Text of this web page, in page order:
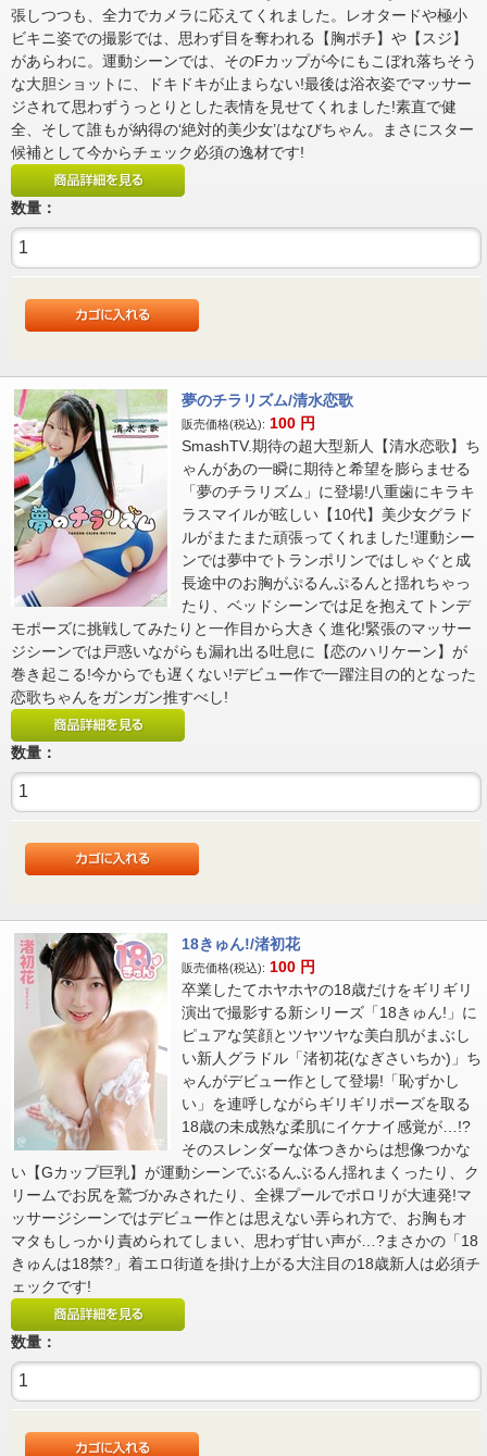
張しつつも、全力でカメラに応えてくれました。レオタードや極小
ビキニ姿での撮影では、思わず目を奪われる【胸ポチ】や【スジ】
があらわに。運動シーンでは、そのFカップが今にもこぼれ落ちそう
な大胆ショットに、ドキドキが止まらない!最後は浴衣姿でマッサー
ジされて思わずうっとりとした表情を見せてくれました!素直で健
全、そして誰もが納得の‘絶対的美少女’はなびちゃん。まさにスター
候補として今からチェック必須の逸材です!
数量：
夢のチラリズム/清水恋歌
販売価格(税込): 100 円
SmashTV.期待の超大型新人【清水恋歌】ち
ゃんがあの一瞬に期待と希望を膨らませる
「夢のチラリズム」に登場!八重歯にキラキ
ラスマイルが眩しい【10代】美少女グラド
ルがまたまた頑張ってくれました!運動シー
ンでは夢中でトランポリンではしゃぐと成
長途中のお胸がぷるんぷるんと揺れちゃっ
たり、ベッドシーンでは足を抱えてトンデ
モポーズに挑戦してみたりと一作目から大きく進化!緊張のマッサー
ジシーンでは戸惑いながらも漏れ出る吐息に【恋のハリケーン】が
巻き起こる!今からでも遅くない!デビュー作で一躍注目の的となった
恋歌ちゃんをガンガン推すべし!
数量：
18きゅん!/渚初花
販売価格(税込): 100 円
卒業したてホヤホヤの18歳だけをギリギリ
演出で撮影する新シリーズ「18きゅん!」に
ピュアな笑顔とツヤツヤな美白肌がまぶし
い新人グラドル「渚初花(なぎさいちか)」ち
ゃんがデビュー作として登場!「恥ずかし
い」を連呼しながらギリギリポーズを取る
18歳の未成熟な柔肌にイケナイ感覚が…!?
そのスレンダーな体つきからは想像つかな
い【Gカップ巨乳】が運動シーンでぶるんぶるん揺れまくったり、ク
リームでお尻を鷲づかみされたり、全裸プールでポロリが大連発!マ
ッサージシーンではデビュー作とは思えない弄られ方で、お胸もオ
マタもしっかり責められてしまい、思わず甘い声が…?まさかの「18
きゅんは18禁?」着エロ街道を掛け上がる大注目の18歳新人は必須チ
ェックです!
数量：